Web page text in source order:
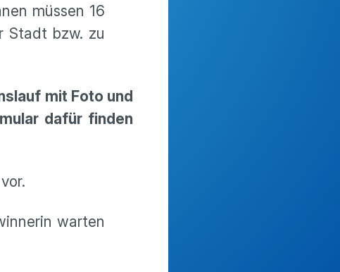
müssen 16
Stadt bzw. zu
mit Foto und
dafür finden
warten